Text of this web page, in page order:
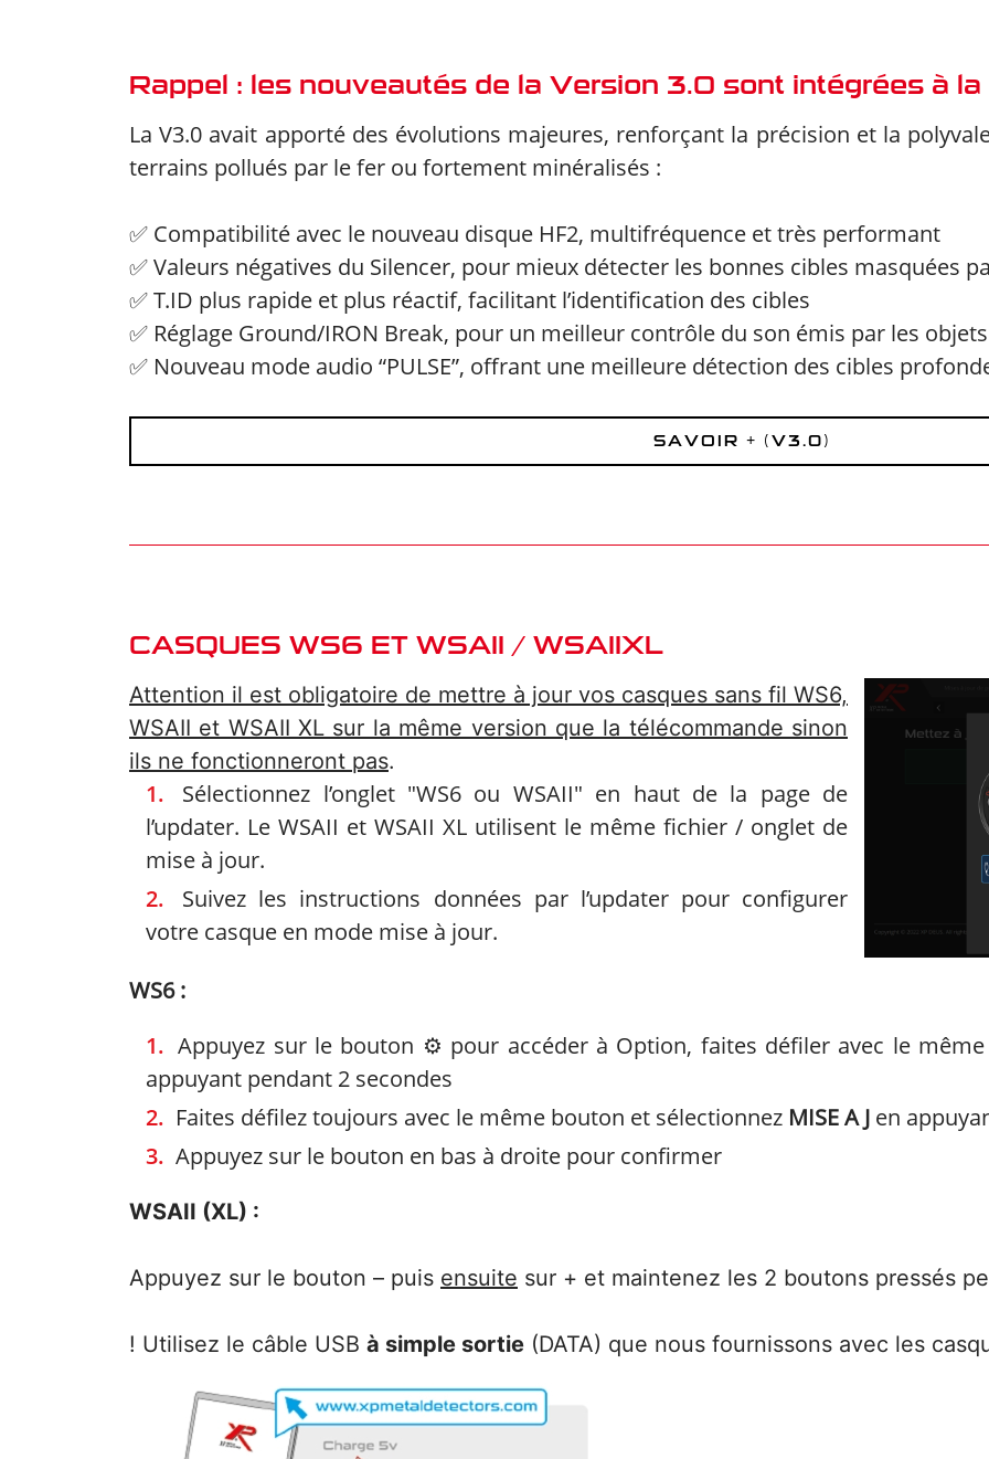
Rappel : les nouveautés de la Version 3.0 sont intégrées à la
La V3.0 avait apporté des évolutions majeures, renforçant la précision et la
terrains pollués par le fer ou fortement minéralisés :
✅ Compatibilité avec le nouveau disque HF2, multifréquence et très performant
✅ Valeurs négatives du Silencer, pour mieux détecter les bonnes cibles masquées
✅ T.ID plus rapide et plus réactif, facilitant l’identification des cibles
✅ Réglage Ground/IRON Break, pour un meilleur contrôle du son émis par les
✅ Nouveau mode audio “PULSE”, offrant une meilleure détection des cibles
SAVOIR + (V3.0)
CASQUES WS6 ET WSAII / WSAIIXL
Attention il est obligatoire de mettre à jour vos casques sans fil WS6,
WSAII et WSAII XL sur la même version que la télécommande sinon
ils ne fonctionneront pas.
Sélectionnez l’onglet "WS6 ou WSAII" en haut de la page de
l’updater. Le WSAII et WSAII XL utilisent le même fichier / onglet de
mise à jour.
Suivez les instructions données par l’updater pour configurer
votre casque en mode mise à jour.
WS6 :
Appuyez sur le bouton ⚙️ pour accéder à Option, faites défiler avec le
appuyant pendant 2 secondes
Faites défilez toujours avec le même bouton et sélectionnez MISE A J en
Appuyez sur le bouton en bas à droite pour confirmer
WSAII (XL) :
Appuyez sur le bouton – puis ensuite sur + et maintenez les 2 boutons pressés
! Utilisez le câble USB à simple sortie (DATA) que nous fournissons avec les